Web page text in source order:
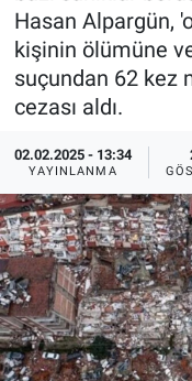
Hasan Alpargün,
kişinin ölümüne
suçundan 62 kez
cezası aldı.
02.02.2025 - 13:34
YAYINLANMA
Ege'den
Eğitim
Eğlence
Ekonomi
Forum
Gerçeğin
Gün Başlıyor
İletişim